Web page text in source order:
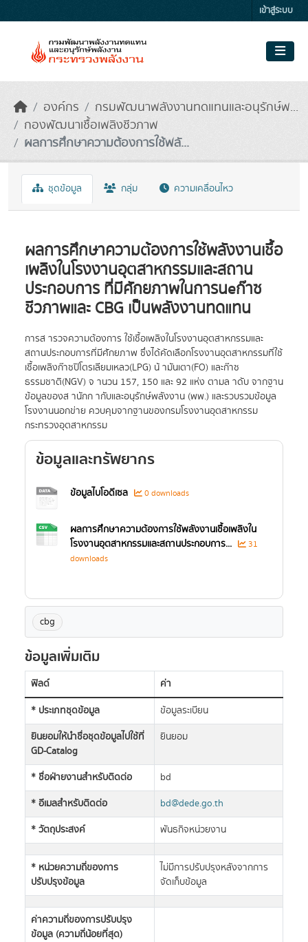
เข้าสู่ระบบ
องค์กร
กรมพัฒนาพลังงานทดแทนและอนุรักษ์พ...
กองพัฒนาเชื้อเพลิงชีวภาพ
ผลการศึกษาความต้องการใช้พลั...
ชุดข้อมูล กลุ่ม ความเคลื่อนไหว
ผลการศึกษาความต้องการใช้พลังงานเชื้อ
เพลิงในโรงงานอุตสาหกรรมและสถาน
ประกอบการ ที่มีศักยภาพในการนeก๊าซ
ชีวภาพและ CBG เป็นพลังงานทดแทน
การส ารวจความต้องการ ใช้เชื้อเพลิงในโรงงานอุตสาหกรรมและ
สถานประกอบการที่มีศักยภาพ ซึ่งได้คัดเลือกโรงงานอุตสาหกรรมที่ใช้
เชื้อเพลิงก๊าซปิโตรเลียมเหลว(LPG) น้ ามันเตา(FO) และก๊าซ
ธรรมชาติ(NGV) จ านวน 157, 150 และ 92 แห่ง ตามล าดับ จากฐาน
ข้อมูลของส านักก ากับและอนุรักษ์พลังงาน (พพ.) และรวบรวมข้อมูล
โรงงานนอกข่าย ควบคุมจากฐานของกรมโรงงานอุตสาหกรรม
กระทรวงอุตสาหกรรม
ข้อมูลและทรัพยากร
ข้อมูลไบโอดีเซล 0 downloads
ผลการศึกษาความต้องการใช้พลังงานเชื้อเพลิงใน
โรงงานอุตสาหกรรมและสถานประกอบการ...
31
downloads
cbg
ข้อมูลเพิ่มเติม
ฟิลด์
ค่า
* ประเภทชุดข้อมูล
ข้อมูลระเบียน
ยินยอมให้นำชื่อชุดข้อมูลไปใช้ที่
GD-Catalog
ยินยอม
* ชื่อฝ่ายงานสำหรับติดต่อ
bd
* อีเมลสำหรับติดต่อ
bd@dede.go.th
* วัตถุประสงค์
พันธกิจหน่วยงาน
* หน่วยความถี่ของการ
ปรับปรุงข้อมูล
ไม่มีการปรับปรุงหลังจากการ
จัดเก็บข้อมูล
ค่าความถี่ของการปรับปรุง
ข้อมูล (ความถี่น้อยที่สุด)